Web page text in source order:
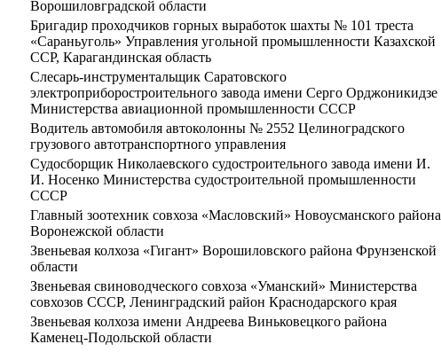
Ворошиловградской области
Бригадир проходчиков горных выработок шахты № 101 треста
«Сараньуголь» Управления угольной промышленности Казахской
ССР, Карагандинская область
Слесарь-инструментальщик Саратовского
электроприборостроительного завода имени Серго Орджоникидзе
Министерства авиационной промышленности СССР
Водитель автомобиля автоколонны № 2552 Целиноградского
грузового автотранспортного управления
Судосборщик Николаевского судостроительного завода имени И.
И. Носенко Министерства судостроительной промышленности
СССР
Главный зоотехник совхоза «Масловский» Новоусманского района
Воронежской области
Звеньевая колхоза «Гигант» Ворошиловского района Фрунзенской
области
Звеньевая свиноводческого совхоза «Уманский» Министерства
совхозов СССР, Ленинградский район Краснодарского края
Звеньевая колхоза имени Андреева Виньковецкого района
Каменец-Подольской области